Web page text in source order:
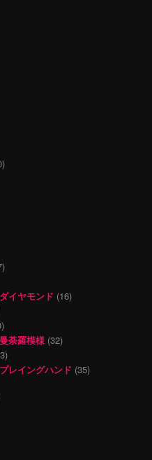
イヤモンド (16)
荼羅模様 (32)
レイングハンド (35)